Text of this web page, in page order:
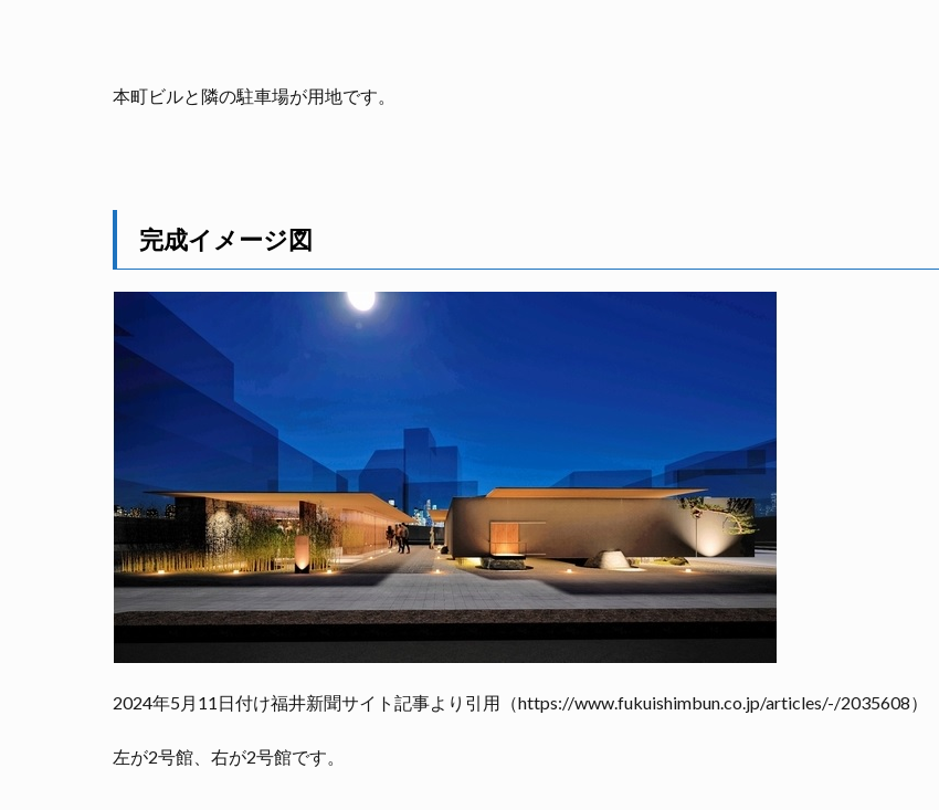
本町ビルと隣の駐車場が用地です。
完成イメージ図
2024年5月11日付け福井新聞サイト記事より引用（https://www.fukuishimbun.co.jp/articles/-/2035608）
左が2号館、右が2号館です。